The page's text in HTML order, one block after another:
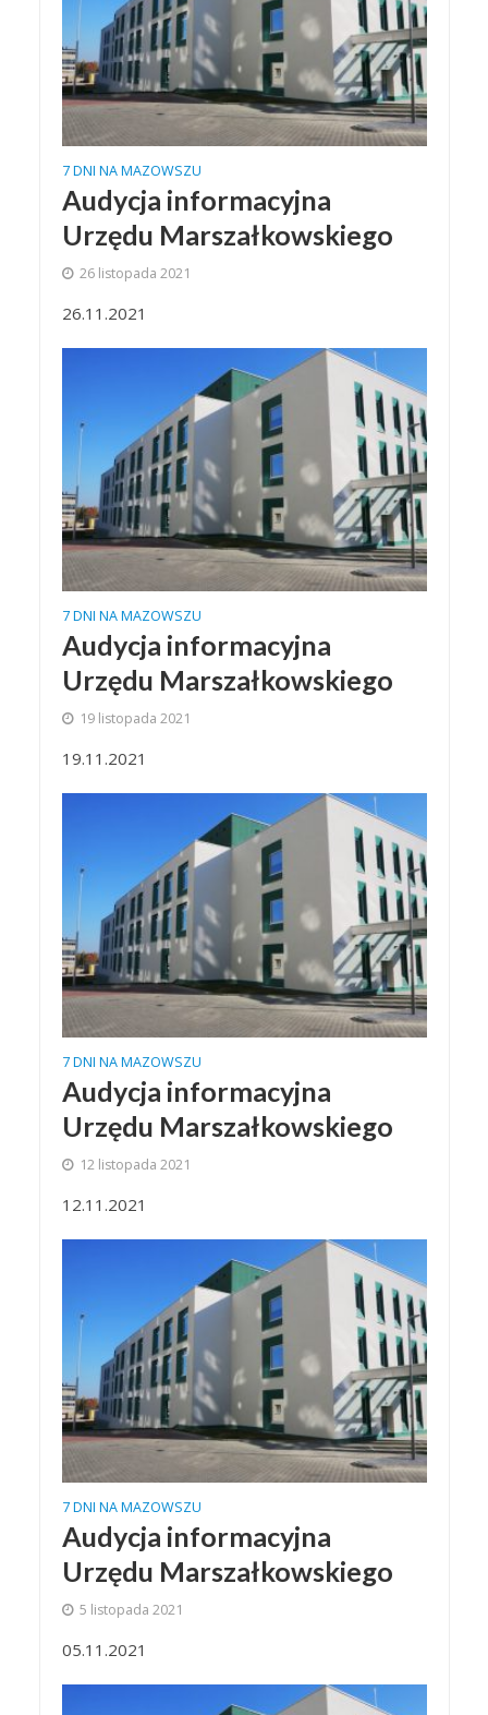
7 DNI NA MAZOWSZU
Audycja informacyjna
Urzędu Marszałkowskiego
26 listopada 2021
26.11.2021
7 DNI NA MAZOWSZU
Audycja informacyjna
Urzędu Marszałkowskiego
19 listopada 2021
19.11.2021
7 DNI NA MAZOWSZU
Audycja informacyjna
Urzędu Marszałkowskiego
12 listopada 2021
12.11.2021
7 DNI NA MAZOWSZU
Audycja informacyjna
Urzędu Marszałkowskiego
5 listopada 2021
05.11.2021